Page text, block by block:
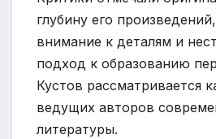
глубину его
внимание к деталям и
подход к образованию
Кустов рассматривается
ведущих авторов
литературы.